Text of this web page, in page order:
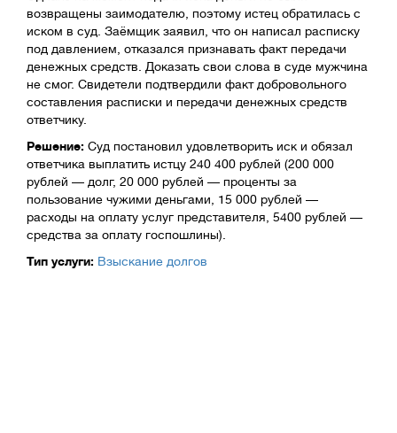
возвращены заимодателю, поэтому истец обратилась с
иском в суд. Заёмщик заявил, что он написал расписку
под давлением, отказался признавать факт передачи
денежных средств. Доказать свои слова в суде мужчина
не смог. Свидетели подтвердили факт добровольного
составления расписки и передачи денежных средств
ответчику.
Решение: Суд постановил удовлетворить иск и обязал
ответчика выплатить истцу 240 400 рублей (200 000
рублей — долг, 20 000 рублей — проценты за
пользование чужими деньгами, 15 000 рублей —
расходы на оплату услуг представителя, 5400 рублей —
средства за оплату госпошлины).
Тип услуги: Взыскание долгов